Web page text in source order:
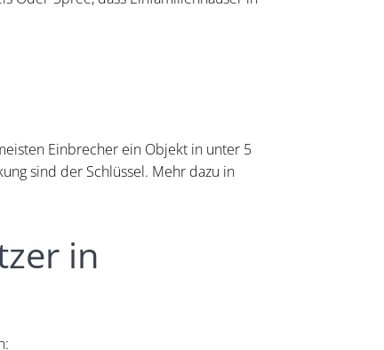
Einbrecher ein Objekt in unter 5
sind der Schlüssel. Mehr dazu in
in